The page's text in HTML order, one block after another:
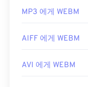
MP3 에게 WEBM
AIFF 에게 WEBM
AVI 에게 WEBM